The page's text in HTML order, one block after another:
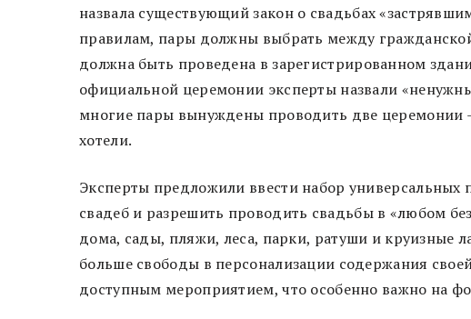
назвала существующий закон о свадьбах
правилам, пары должны выбрать между
должна быть проведена в зарегистрированном
официальной церемонии эксперты назвали
многие пары вынуждены проводить две
хотели.
Эксперты предложили ввести набор универсальных
свадеб и разрешить проводить свадьбы в «любом
дома, сады, пляжи, леса, парки, ратуши и круизные
больше свободы в персонализации содержания
доступным мероприятием, что особенно важно на